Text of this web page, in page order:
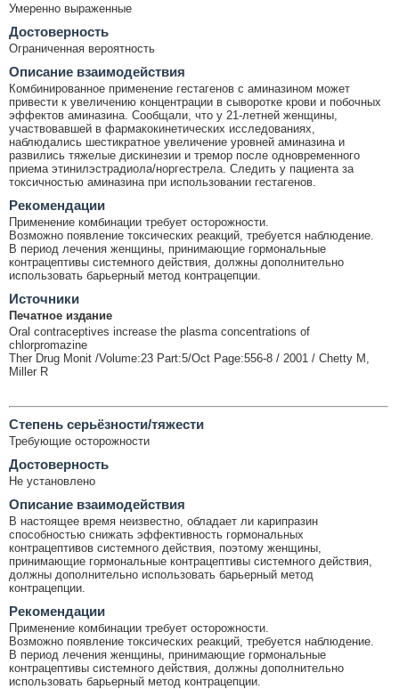
Умеренно выраженные
Достоверность
Ограниченная вероятность
Описание взаимодействия
Комбинированное применение гестагенов с аминазином может
привести к увеличению концентрации в сыворотке крови и побочных
эффектов аминазина. Сообщали, что у 21-летней женщины,
участвовавшей в фармакокинетических исследованиях,
наблюдались шестикратное увеличение уровней аминазина и
развились тяжелые дискинезии и тремор после одновременного
приема этинилэстрадиола/норгестрела. Следить у пациента за
токсичностью аминазина при использовании гестагенов.
Рекомендации
Применение комбинации требует осторожности.
Возможно появление токсических реакций, требуется наблюдение.
В период лечения женщины, принимающие гормональные
контрацептивы системного действия, должны дополнительно
использовать барьерный метод контрацепции.
Источники
Печатное издание
Oral contraceptives increase the plasma concentrations of
chlorpromazine
Ther Drug Monit /Volume:23 Part:5/Oct Page:556-8 / 2001 / Chetty M,
Miller R
Cтепень серьёзности/тяжести
Требующие осторожности
Достоверность
Не установлено
Описание взаимодействия
В настоящее время неизвестно, обладает ли карипразин
способностью снижать эффективность гормональных
контрацептивов системного действия, поэтому женщины,
принимающие гормональные контрацептивы системного действия,
должны дополнительно использовать барьерный метод
контрацепции.
Рекомендации
Применение комбинации требует осторожности.
Возможно появление токсических реакций, требуется наблюдение.
В период лечения женщины, принимающие гормональные
контрацептивы системного действия, должны дополнительно
использовать барьерный метод контрацепции.